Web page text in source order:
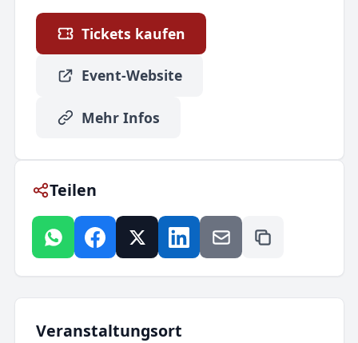
Tickets kaufen
Event-Website
Mehr Infos
Teilen
Veranstaltungsort